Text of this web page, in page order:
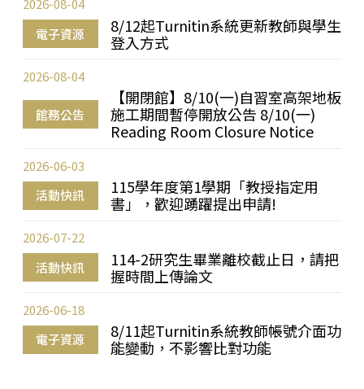
電子資源
8/12起Turnitin系統更新教師與學生
登入方式
2026-08-04
館務公告
【開閉館】8/10(一)自習室高架地板
施工期間暫停開放公告 8/10(一)
Reading Room Closure Notice
2026-08-04
活動快訊
115學年度第1學期「教授指定用
書」，歡迎踴躍提出申請!
2026-06-03
活動快訊
114-2研究生畢業離校截止日，請把
握時間上傳論文
2026-07-22
電子資源
8/11起Turnitin系統教師帳號介面功
能變動，不影響比對功能
2026-06-18